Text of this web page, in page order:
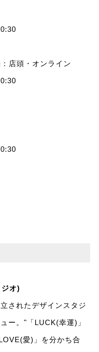
店頭・オンライン
オ)
されたデザインスタジ
ー。"「LUCK(幸運)」
愛)」を分かち合